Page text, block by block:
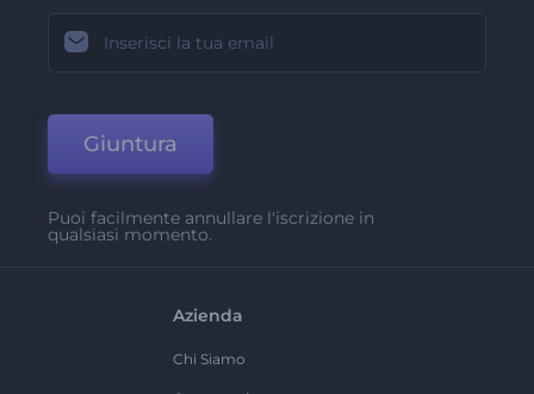
Giuntura
Puoi facilmente annullare l'iscrizione in
qualsiasi momento.
Azienda
Chi Siamo